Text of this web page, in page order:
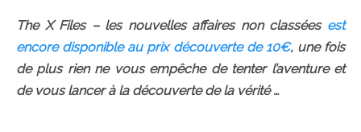
The X Files – les nouvelles affaires non classées est
encore disponible au prix découverte de 10€, une fois
de plus rien ne vous empêche de tenter l’aventure et
de vous lancer à la découverte de la vérité …